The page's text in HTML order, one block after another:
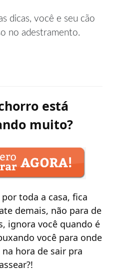
dicas, você e seu cão
no adestramento.
está
muito?
toda a casa, fica
demais, não para de
ignora você quando é
você para onde
hora de sair pra